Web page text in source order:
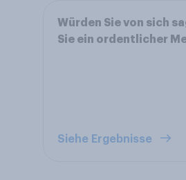
Würden Sie von sich
Sie ein ordentlicher
Siehe Ergebnisse